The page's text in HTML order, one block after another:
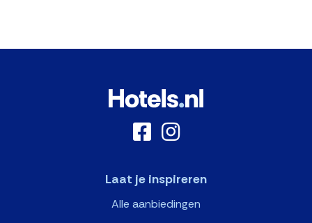
Laat je inspireren
Alle aanbiedingen